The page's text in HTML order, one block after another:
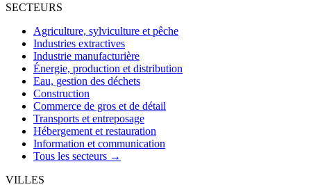
SECTEURS
Agriculture, sylviculture et pêche
Industries extractives
Industrie manufacturière
Énergie, production et distribution
Eau, gestion des déchets
Construction
Commerce de gros et de détail
Transports et entreposage
Hébergement et restauration
Information et communication
Tous les secteurs →
VILLES